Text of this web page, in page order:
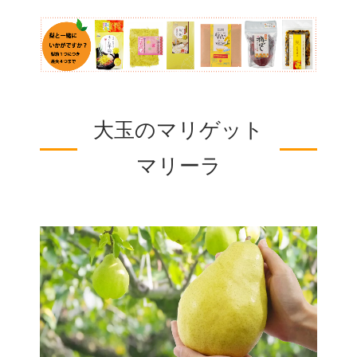
大玉のマリゲット
マリーラ